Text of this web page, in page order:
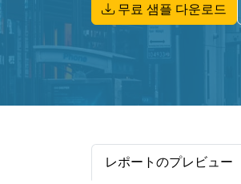
무료 샘플 다운로드
レポートのプレビュー